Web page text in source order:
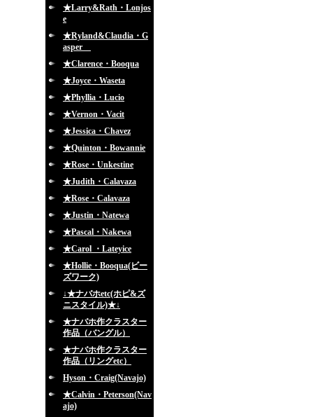
★Larry&Rath・Lonjos
e
★Ryland&Claudia・G
asper
★Clarence・Booqua
★Joyce・Waseta
★Phyllia・Lucio
★Vernon・Vacit
★Jessica・Chavez
★Quinton・Bowannie
★Rose・Unkestine
★Judith・Calavaza
★Rose・Calavaza
★Justin・Natewa
★Pascal・Nakewa
★Carol ・Lateyice
★Hollie・Booqua(ビー
ズワーク)
↓★ナバホetc(ホピ&ズ
ニスタイル)★↓
★ナバホ作クラスター
作品（バングル）
★ナバホ作クラスター
作品（リングetc）
Hyson・Craig(Navajo)
★Calvin・Peterson(Nav
ajo)